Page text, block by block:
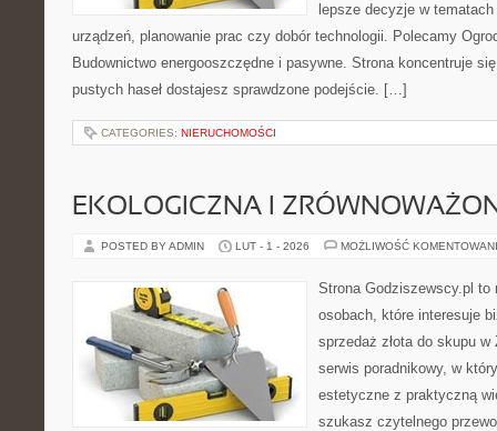
lepsze decyzje w
urządzeń, planowanie prac czy dobór technologii. Polecamy
Budownictwo energooszczędne i pasywne. Strona koncentruje
pustych haseł dostajesz sprawdzone podejście. […]
CATEGORIES: NIERUCHOMOŚCI
EKOLOGICZNA I
POSTED BY ADMIN LUT - 1 - 2026 MOŻLIWOŚĆ
Strona Godziszewscy.pl
osobach, które interesuje
sprzedaż złota do skupu
serwis poradnikowy, w
estetyczne z praktyczną
szukasz czytelnego